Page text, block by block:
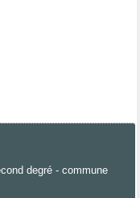
degré - commune